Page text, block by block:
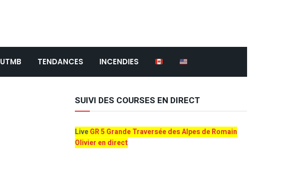
UTMB TENDANCES INCENDIES
SUIVI DES COURSES EN DIRECT
LiveGR 5 Grande Traversée des Alpes de Romain
Olivier en direct